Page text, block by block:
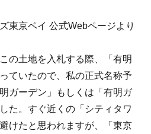
東京ベイ 公式Webページより
の土地を入札する際、「有明
ていたので、私の正式名称予
ガーデン」もしくは「有明ガ
た。すぐ近くの「シティタワ
けたと思われますが、「東京